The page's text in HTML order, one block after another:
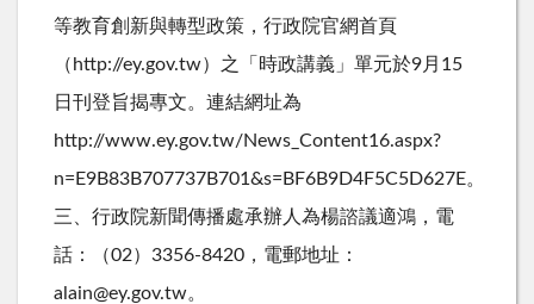
等教育創新與轉型政策，行政院官網首頁
（http://ey.gov.tw）之「時政講義」單元於9月15
日刊登旨揭專文。連結網址為
http://www.ey.gov.tw/News_Content16.aspx?
n=E9B83B707737B701&s=BF6B9D4F5C5D627E。
三、行政院新聞傳播處承辦人為楊諮議適鴻，電
話：（02）3356-8420，電郵地址：
alain@ey.gov.tw。